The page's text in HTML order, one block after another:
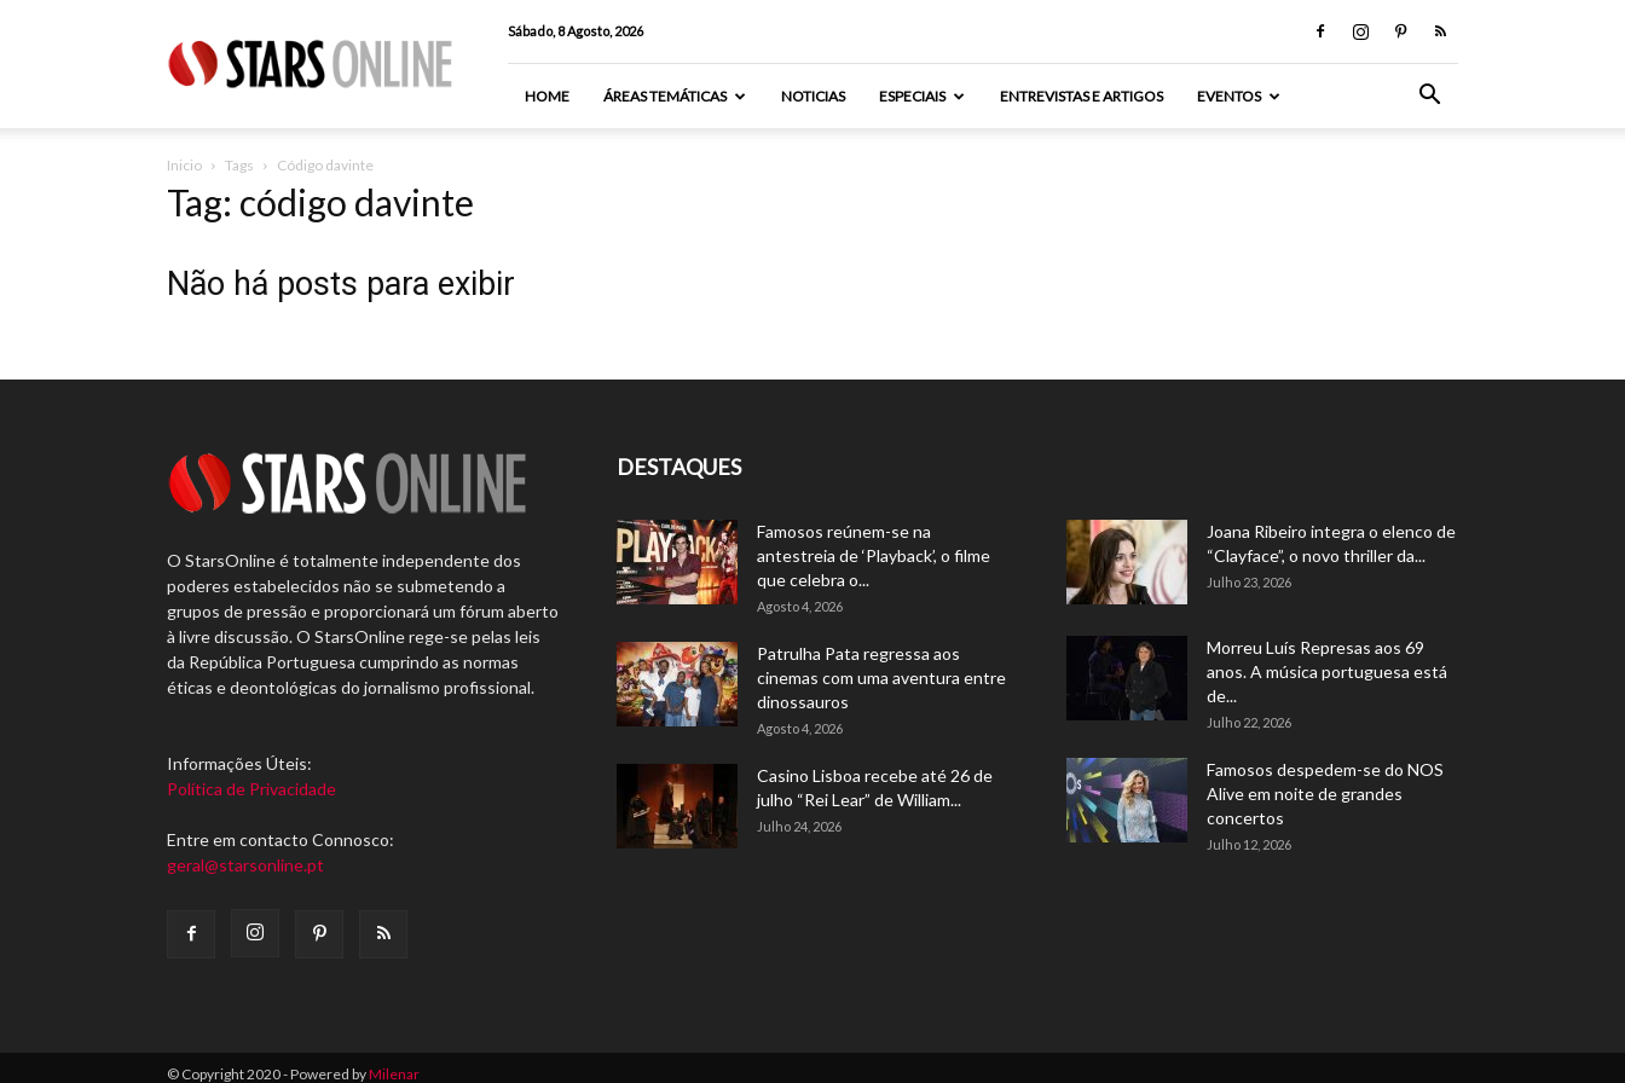
Online
Sábado, 8 Agosto, 2026
HOME ÁREAS TEMÁTICAS NOTICIAS ESPECIAIS ENTREVISTAS E ARTIGOS EVENTOS
Inicio Tags Código davinte
Tag: código davinte
Não há posts para exibir
O StarsOnline é totalmente independente dos
poderes estabelecidos não se submetendo a
grupos de pressão e proporcionará um fórum aberto
à livre discussão. O StarsOnline rege-se pelas leis
da República Portuguesa cumprindo as normas
éticas e deontológicas do jornalismo profissional.
Informações Úteis:
Política de Privacidade
Entre em contacto Connosco:
geral@starsonline.pt
DESTAQUES
Famosos reúnem-se na
antestreia de ‘Playback’, o filme
que celebra o...
Agosto 4, 2026
Patrulha Pata regressa aos
cinemas com uma aventura entre
dinossauros
Agosto 4, 2026
Casino Lisboa recebe até 26 de
julho “Rei Lear” de William...
Julho 24, 2026
Joana Ribeiro integra o elenco de
“Clayface”, o novo thriller da...
Julho 23, 2026
Morreu Luís Represas aos 69
anos. A música portuguesa está
de...
Julho 22, 2026
Famosos despedem-se do NOS
Alive em noite de grandes
concertos
Julho 12, 2026
© Copyright 2020 - Powered byMilenar